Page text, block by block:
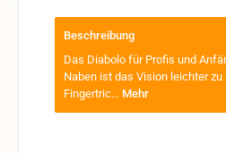
Beschreibung
Das Diabolo für Profis und
Naben ist das Vision leichter
Fingertric… Mehr